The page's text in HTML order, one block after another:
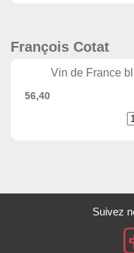
François Cotat
Vin de France
56,40
Suivez